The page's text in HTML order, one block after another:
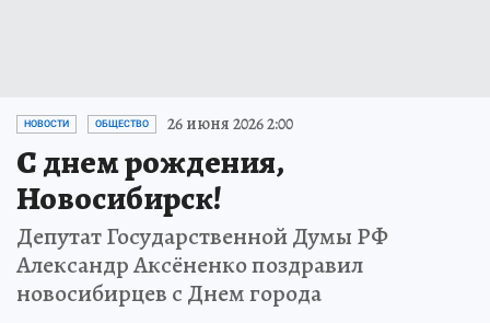
НОВОСТИ ОБЩЕСТВО 26 июня 2026 2:00
С днем рождения,
Новосибирск!
Депутат Государственной Думы РФ
Александр Аксёненко поздравил